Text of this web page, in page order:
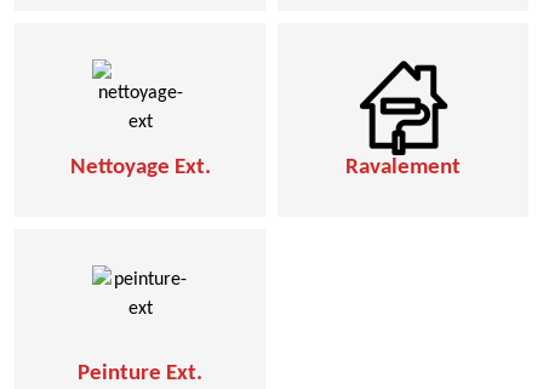
Nettoyage Ext. Ravalement
Peinture Ext.